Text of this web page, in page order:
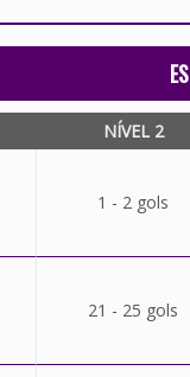
NÍVEL 2
1 - 2 gols
21 - 25 gols